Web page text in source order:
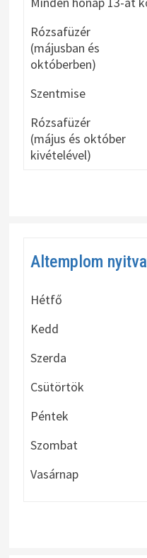
Rózsafüzér
(májusban és
októberben)
Szentmise
Rózsafüzér
(május és október
kivételével)
Altemplom
Hétfő
Kedd
Szerda
Csütörtök
Péntek
Szombat
Vasárnap